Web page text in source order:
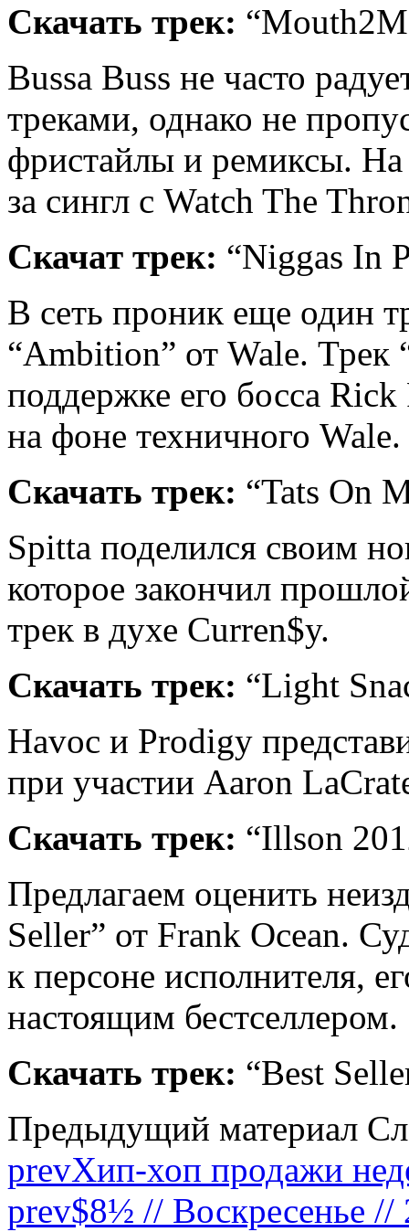
Скачать трек:
Bussa Buss не часто
треками, однако не
фристайлы и ремиксы. На
за сингл с Watch The
Скачат трек: “Niggas In
В сеть проник еще один
“Ambition” от Wale. Трек
поддержке его босса
на фоне техничного Wale.
Скачать трек: “Tats On
Spitta поделился своим
которое закончил
трек в духе Curren$y.
Скачать трек: “Light
Havoc и Prodigy
при участии Aaron
Скачать трек: “Illson
Предлагаем оценить
Seller” от Frank Ocean.
к персоне исполнителя,
настоящим бестселлером.
Скачать трек: “Best
Предыдущий материал
prevХип-хоп продажи
prev$8½ // Воскресенье //